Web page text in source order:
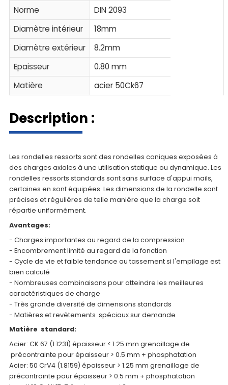
Norme
DIN 2093
Diamètre intérieur
18mm
Diamètre extérieur
8.2mm
Epaisseur
0.80 mm
Matière
acier 50Ck67
Description :
Les rondelles ressorts sont des rondelles coniques exposées à
des charges axiales à une utilisation statique ou dynamique. Les
rondelles ressorts standards sont sans surface d'appui mails,
certaines en sont équipées. Les dimensions de la rondelle sont
précises et régulières de telle manière que la charge soit
répartie uniformément.
Avantages:
- Charges importantes au regard de la compression
- Encombrement limité au regard de la fonction
- Cycle de vie et faible tendance au tassement si l'empilage est
bien calculé
- Nombreuses combinaisons pour atteindre les meilleures
caractéristiques de charge
- Très grande diversité de dimensions standards
- Matières et revêtements spéciaux sur demande
Matière standard:
Acier: CK 67 (1.1231) épaisseur < 1.25 mm grenaillage de
précontrainte pour épaisseur > 0.5 mm + phosphatation
Acier: 50 CrV4 (1.8159) épaisseur > 1.25 mm grenaillage de
précontrainte pour épaisseur > 0.5 mm + phosphatation